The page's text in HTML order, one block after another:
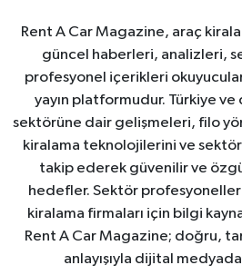
Rent A Car Magazine, araç
güncel haberleri, analizleri,
profesyonel içerikleri
yayın platformudur. Türkiye
sektörüne dair gelişmeleri, filo
kiralama teknolojilerini ve
takip ederek güvenilir ve
hedefler. Sektör
kiralama firmaları için bilgi
Rent A Car Magazine; doğru,
anlayışıyla dijital